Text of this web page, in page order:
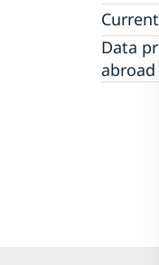
Current
News
Notice
Data
abroad